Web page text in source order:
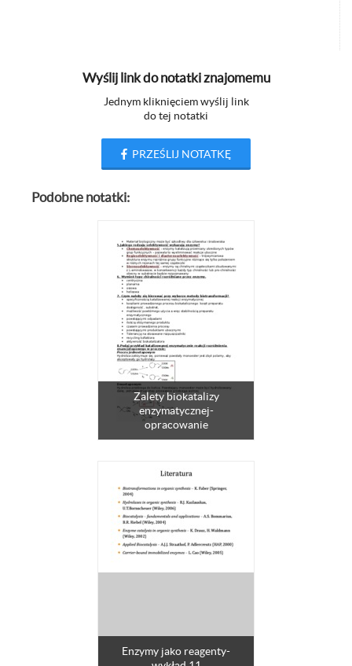
Wyślij link do notatki znajomemu
Jednym kliknięciem wyślij link
do tej notatki
PRZEŚLIJ NOTATKĘ
Podobne notatki:
Zalety biokatalizy
enzymatycznej-
opracowanie
Enzymy jako reagenty-